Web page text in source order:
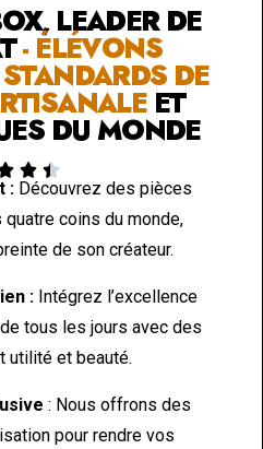
LEADER DE
- ÉLÉVONS
DE
ET
DU MONDE
 
:Découvrez des pièces
coins du monde,
de son créateur.
: Intégrez l’excellence
tous les jours avec des
utilité et beauté.
: Nous offrons des
pour rendre vos